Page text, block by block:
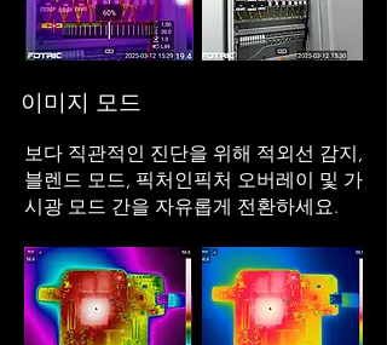
이미지 모드
보다 직관적인 진단을 위해 적외선 감지,
블렌드 모드, 픽처인픽처 오버레이 및 가
시광 모드 간을 자유롭게 전환하세요.